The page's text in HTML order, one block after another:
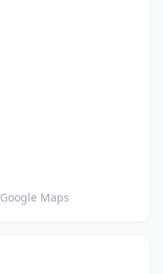
Google Maps